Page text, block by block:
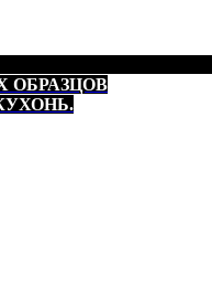
ОБРАЗЦОВ